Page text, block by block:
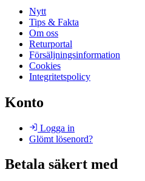
Nytt
Tips & Fakta
Om oss
Returportal
Försäljningsinformation
Cookies
Integritetspolicy
Konto
Logga in
Glömt lösenord?
Betala säkert med